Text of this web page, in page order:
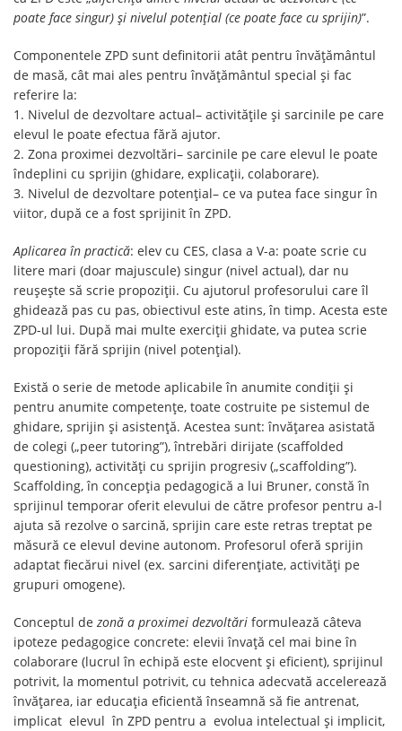
poate face singur) și nivelul potențial (ce poate face cu sprijin)”.
Componentele ZPD sunt definitorii atât pentru învățământul
de masă, cât mai ales pentru învățământul special și fac
referire la:
1. Nivelul de dezvoltare actual– activitățile și sarcinile pe care
elevul le poate efectua fără ajutor.
2. Zona proximei dezvoltări– sarcinile pe care elevul le poate
îndeplini cu sprijin (ghidare, explicații, colaborare).
3. Nivelul de dezvoltare potențial– ce va putea face singur în
viitor, după ce a fost sprijinit în ZPD.
Aplicarea în practică: elev cu CES, clasa a V-a: poate scrie cu
litere mari (doar majuscule) singur (nivel actual), dar nu
reușește să scrie propoziții. Cu ajutorul profesorului care îl
ghidează pas cu pas, obiectivul este atins, în timp. Acesta este
ZPD-ul lui. După mai multe exerciții ghidate, va putea scrie
propoziții fără sprijin (nivel potențial).
Există o serie de metode aplicabile în anumite condiții și
pentru anumite competențe, toate costruite pe sistemul de
ghidare, sprijin și asistență. Acestea sunt: învățarea asistată
de colegi („peer tutoring”), întrebări dirijate (scaffolded
questioning), activități cu sprijin progresiv („scaffolding”).
Scaffolding, în concepția pedagogică a lui Bruner, constă în
sprijinul temporar oferit elevului de către profesor pentru a-l
ajuta să rezolve o sarcină, sprijin care este retras treptat pe
măsură ce elevul devine autonom. Profesorul oferă sprijin
adaptat fiecărui nivel (ex. sarcini diferențiate, activități pe
grupuri omogene).
Conceptul de zonă a proximei dezvoltări formulează câteva
ipoteze pedagogice concrete: elevii învață cel mai bine în
colaborare (lucrul în echipă este elocvent și eficient), sprijinul
potrivit, la momentul potrivit, cu tehnica adecvată accelerează
învățarea, iar educația eficientă înseamnă să fie antrenat,
implicat elevul în ZPD pentru a evolua intelectual și implicit,